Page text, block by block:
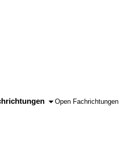
Open Fachrichtungen